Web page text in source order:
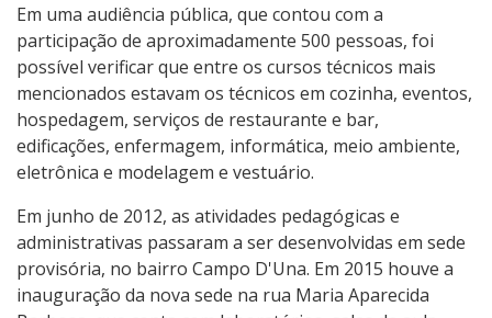
Em uma audiência pública, que contou com a
participação de aproximadamente 500 pessoas, foi
possível verificar que entre os cursos técnicos mais
mencionados estavam os técnicos em cozinha, eventos,
hospedagem, serviços de restaurante e bar,
edificações, enfermagem, informática, meio ambiente,
eletrônica e modelagem e vestuário.
Em junho de 2012, as atividades pedagógicas e
administrativas passaram a ser desenvolvidas em sede
provisória, no bairro Campo D'Una. Em 2015 houve a
inauguração da nova sede na rua Maria Aparecida